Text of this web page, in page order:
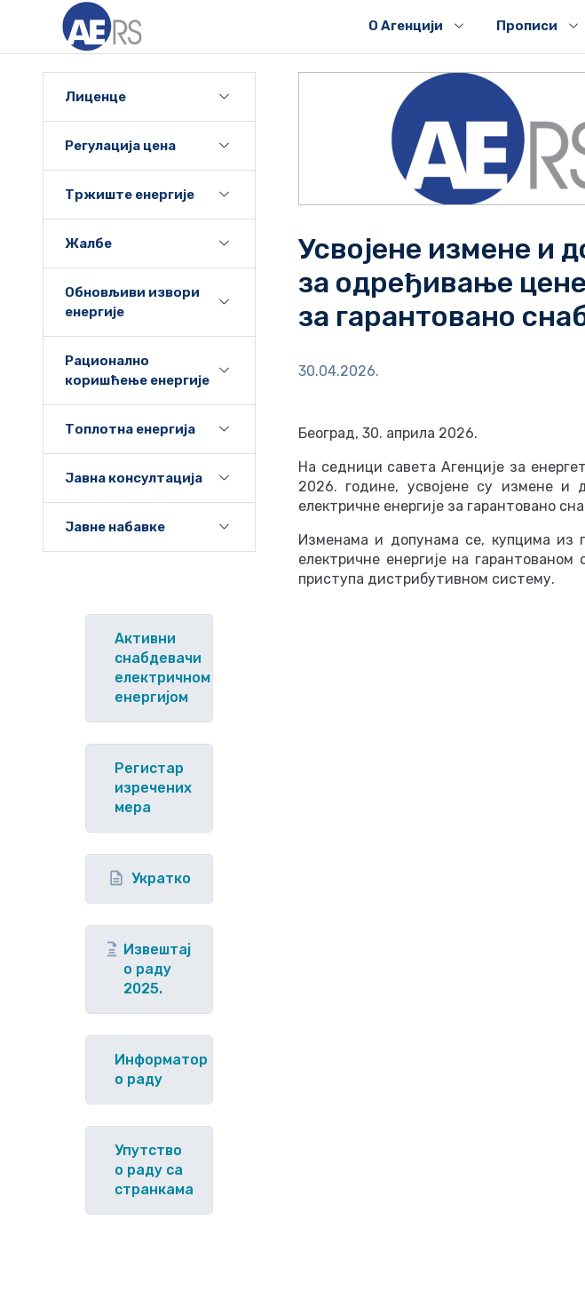
О Агенцији Прописи
Лиценце
Регулација цена
Тржиште енергије
Жалбе
Обновљиви извори
енергије
Рационално
коришћење енергије
Топлотна енергија
Јавна консултација
Јавне набавке
Активни
снабдевачи
електричном
енергијом
Регистар
изречених
мера
Укратко
Извештај
о раду
2025.
Информатор
о раду
Упутство
o раду са
странкама
Усвојене измене и
за одређивање
за гарантовано
30.04.2026.
Београд, 30. априла 2026.
На седници савета Агенције за
2026. године, усвојене су измене и
електричне енергије за гарантовано
Изменама и допунама се, купцима из
електричне енергије на
приступа дистрибутивном систему.